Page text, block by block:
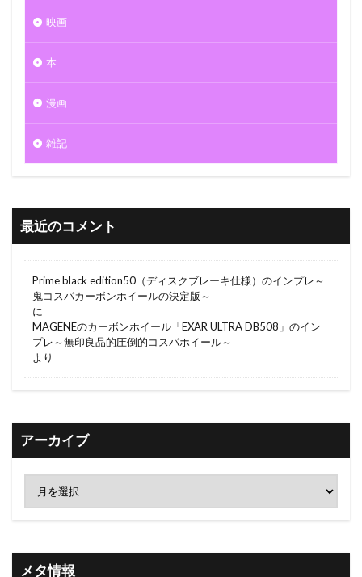
映画
本
漫画
雑記
最近のコメント
Prime black edition50（ディスクブレーキ仕様）のインプレ～
鬼コスパカーボンホイールの決定版～
に
MAGENEのカーボンホイール「EXAR ULTRA DB508」のイン
プレ～無印良品的圧倒的コスパホイール～
より
アーカイブ
メタ情報